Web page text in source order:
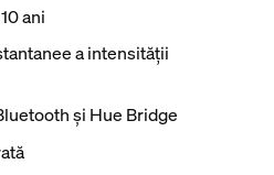
ani
a intensității
și Hue Bridge